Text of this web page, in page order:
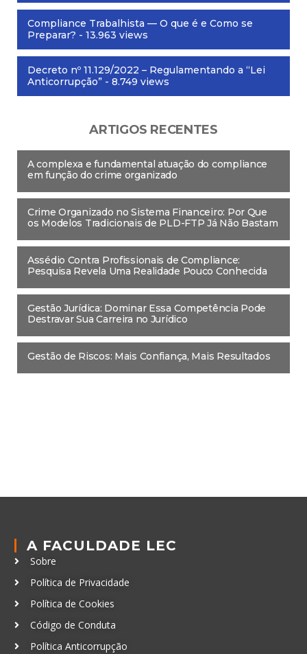
Compliance Trabalhista — O que é e Como se
Preparar? - 13.963 views
Decreto nº 11.129/2022 – Regulamentando a “Lei
Anticorrupção” - 8.749 views
ARTIGOS RECENTES
A complexa e fundamental atuação do compliance
em função do crime organizado
Crime Organizado no Sistema Financeiro: Por Que
os Modelos Tradicionais de PLD-FTP Já Não Bastam
Assédio Contra Profissionais de Compliance:
Pesquisa Revela Uma Realidade Pouco Conhecida
Gestão Jurídica: Dominar Essa Competência Pode
Destravar Sua Carreira no Jurídico
Gestão de Riscos: Mais Confiança, Mais Resultados
A FACULDADE LEC
Sobre
Política de Privacidade
Política de Cookies
Código de Conduta
Política Anticorrupção